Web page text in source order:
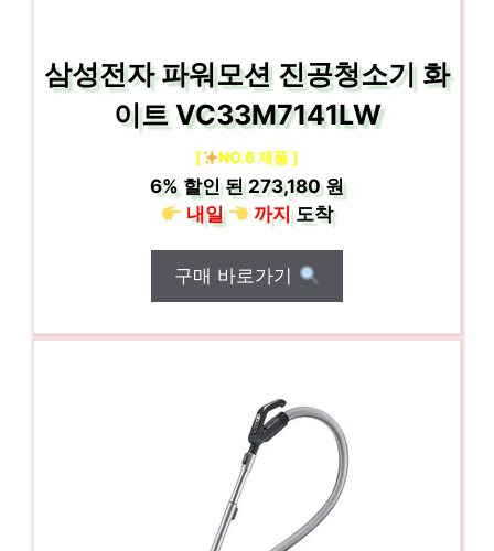
삼성전자 파워모션 진공청소기 화
이트 VC33M7141LW
[ NO.6 제품 ]
6%할인 된273,180 원
내일
까지도착
구매 바로가기